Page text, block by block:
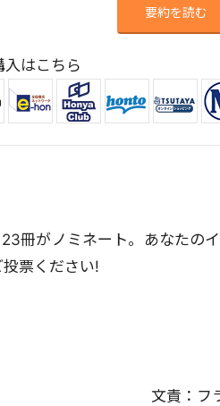
要約を読む
入はこちら
冊がノミネート。あなたの
票ください!
文責： フ